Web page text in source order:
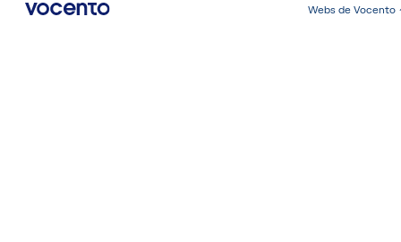
Webs de Vocento